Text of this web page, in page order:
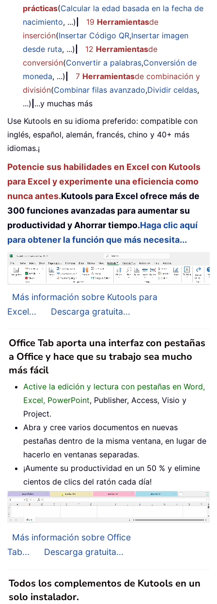
prácticas(Calcular la edad basada en la fecha de
nacimiento, ...) 19 Herramientasde
inserción(Insertar Código QR,Insertar imagen
desde ruta, ...) 12 Herramientasde
conversión(Convertir a palabras,Conversión de
moneda, ...) 7 Herramientasde combinación y
división(Combinar filas avanzado,Dividir celdas,
...) ...y muchas más
Use Kutools en su idioma preferido: compatible con
inglés, español, alemán, francés, chino y 40+ más
idiomas.¡
Potencie sus habilidades en Excel con Kutools
para Excel y experimente una eficiencia como
nunca antes.Kutools para Excel ofrece más de
300 funciones avanzadas para aumentar su
productividad y Ahorrar tiempo.Haga clic aquí
para obtener la función que más necesita...
Más información sobre Kutools para
Excel...
Descarga gratuita...
Office Tab aporta una interfaz con pestañas
a Office y hace que su trabajo sea mucho
más fácil
Active la edición y lectura con pestañas en Word,
Excel, PowerPoint, Publisher, Access, Visio y
Project.
Abra y cree varios documentos en nuevas
pestañas dentro de la misma ventana, en lugar de
hacerlo en ventanas separadas.
¡Aumente su productividad en un 50 % y elimine
cientos de clics del ratón cada día!
Más información sobre Office
Tab...
Descarga gratuita...
Todos los complementos de Kutools en un
solo instalador.